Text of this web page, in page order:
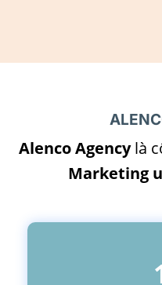
Alenco Agencylà
Marketing